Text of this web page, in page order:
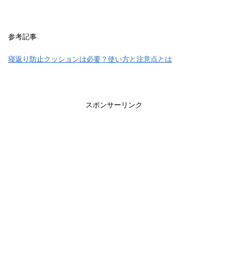
参考記事
寝返り防止クッションは必要？使い方と注意点とは
スポンサーリンク